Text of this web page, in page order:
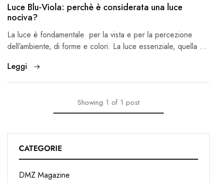
Luce Blu-Viola: perchè è considerata una luce
nociva?
La luce è fondamentale per la vista e per la percezione
dell’ambiente, di forme e colori. La luce essenziale, quella …
Leggi
Showing 1 of 1 post
CATEGORIE
DMZ Magazine